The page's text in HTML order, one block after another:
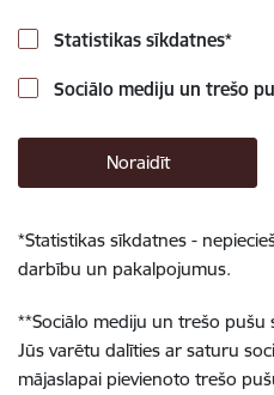
Statistikas sīkdatnes*
Sociālo mediju un trešo
Noraidīt
*Statistikas sīkdatnes -
darbību un pakalpojumus.
**Sociālo mediju un trešo pušu
Jūs varētu dalīties ar saturu
mājaslapai pievienoto trešo